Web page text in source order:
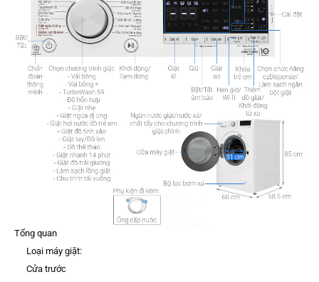
Tổng quan
Loại máy giặt:
Cửa trước